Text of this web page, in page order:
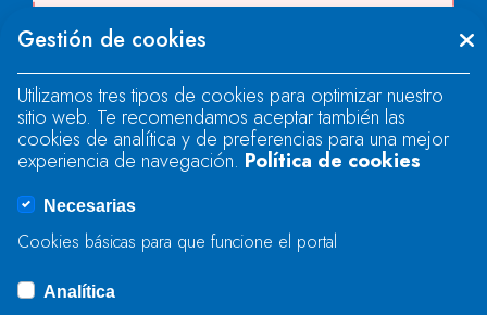
"text".
Se produjo un error al cargar el campo
"text".
Se produjo un error al cargar el campo
Gestión de cookies
Utilizamos tres tipos de cookies para optimizar nuestro
sitio web. Te recomendamos aceptar también las
cookies de analítica y de preferencias para una mejor
experiencia de navegación. Política de cookies
Necesarias
Cookies básicas para que funcione el portal
Analítica